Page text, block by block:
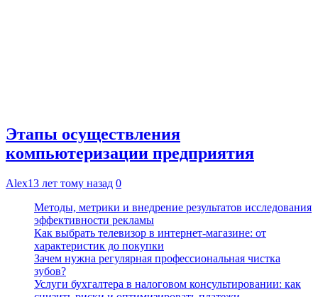
Этапы осуществления
компьютеризации предприятия
Alex13 лет тому назад 0
Методы, метрики и внедрение результатов исследования
эффективности рекламы
Как выбрать телевизор в интернет-магазине: от
характеристик до покупки
Зачем нужна регулярная профессиональная чистка
зубов?
Услуги бухгалтера в налоговом консультировании: как